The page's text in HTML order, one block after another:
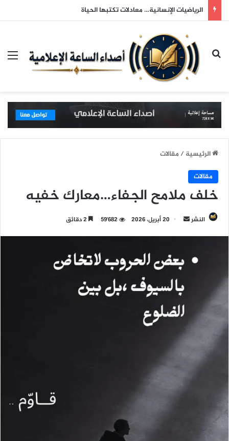
الرياضيات الإنسانية… معادلات تكتبها الحياة
بحث عن
الرئيسية/مقالات
مقالات
خلف ملامح الجفاء…معارك خفيه
النشر
ل
ب
ي
د
ا
و
20 أبريل، 2026 59٬682